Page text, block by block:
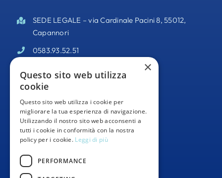
SEDE LEGALE – via Cardinale Pacini 8, 55012,
Capannori
0583.93.52.51
odisseacooperativa@pec.it
Partita IVA 02095140469
Informativa Privacy
Whistleblowing
×
Questo sito web utilizza
cookie
Questo sito web utilizza i cookie per
migliorare la tua esperienza di navigazione.
Utilizzando il nostro sito web acconsenti a
tutti i cookie in conformità con la nostra
policy per i cookie. Leggi di più
PERFORMANCE